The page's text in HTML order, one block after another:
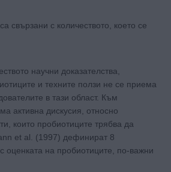
свързани с количеството, което се
научни доказателства,
и техните ползи не се приема
в тази област. Към
активна дискусия, относно
които пробиотиците трябва да
et al. (1997) дефинират 8
оценката на пробиотиците, по-важни